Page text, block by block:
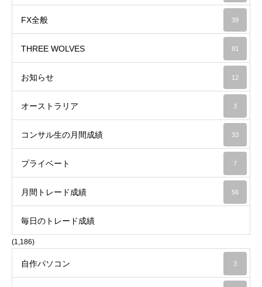
FX全般 39
THREE WOLVES 81
お知らせ 12
オーストラリア 3
コンサル生の月間成績 33
プライベート 7
月間トレード成績 56
毎日のトレード成績
(1,186)
自作パソコン 3